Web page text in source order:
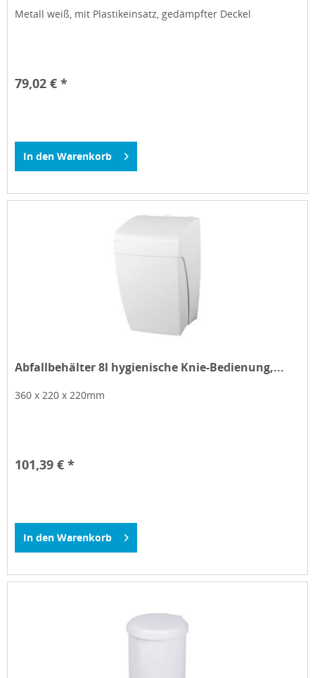
Metall weiß, mit Plastikeinsatz, gedämpfter Deckel
79,02 € *
In den Warenkorb
Abfallbehälter 8l hygienische Knie-Bedienung,...
360 x 220 x 220mm
101,39 € *
In den Warenkorb